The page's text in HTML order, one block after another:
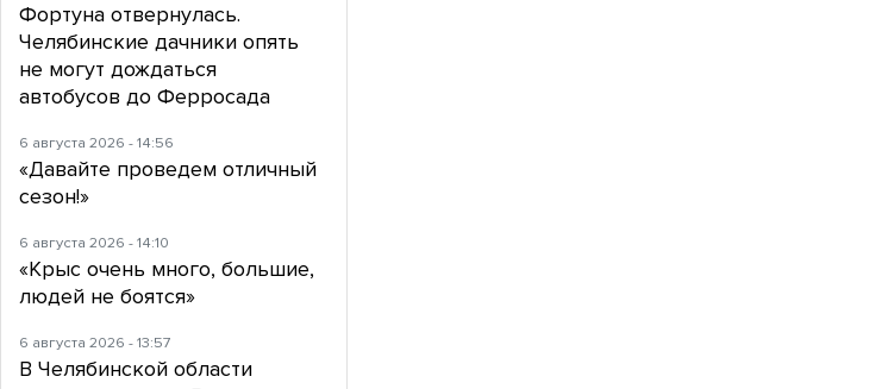
Фортуна отвернулась.
Челябинские дачники опять
не могут дождаться
автобусов до Ферросада
6 августа 2026 - 14:56
«Давайте проведем отличный
сезон!»
6 августа 2026 - 14:10
«Крыс очень много, большие,
людей не боятся»
6 августа 2026 - 13:57
В Челябинской области